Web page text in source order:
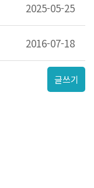
2025-05-25
2016-07-18
글쓰기